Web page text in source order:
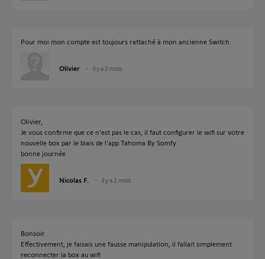
Pour moi mon compte est toujours rattaché à mon ancienne Switch
Olivier il y a 2 mois
Olivier,
Je vous confirme que ce n'est pas le cas, il faut configurer le wifi sur votre
nouvelle box par le biais de l'app Tahoma By Somfy
bonne journée
Nicolas F. il y a 2 mois
Bonsoir
Effectivement, je faisais une fausse manipulation, il fallait simplement
reconnecter la box au wifi